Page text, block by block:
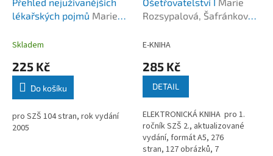
lékařských pojmů Marie
Skladem
225 Kč
Do košíku
pro SZŠ 104 stran, rok vydání
2005
Rozsypalová, Šafránková,
E-KNIHA
285 Kč
DETAIL
ELEKTRONICKÁ KNIHA pro 1.
ročník SZŠ 2., aktualizované
vydání, formát A5, 276
stran, 127 obrázků, 7